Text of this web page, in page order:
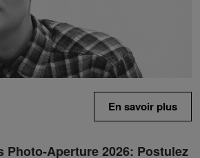
En savoir plus
Photo-Aperture 2026: Postulez